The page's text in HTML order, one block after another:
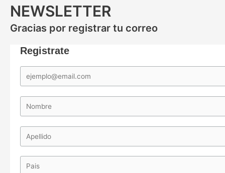
NEWSLETTER
Gracias por registrar tu correo
Registrate